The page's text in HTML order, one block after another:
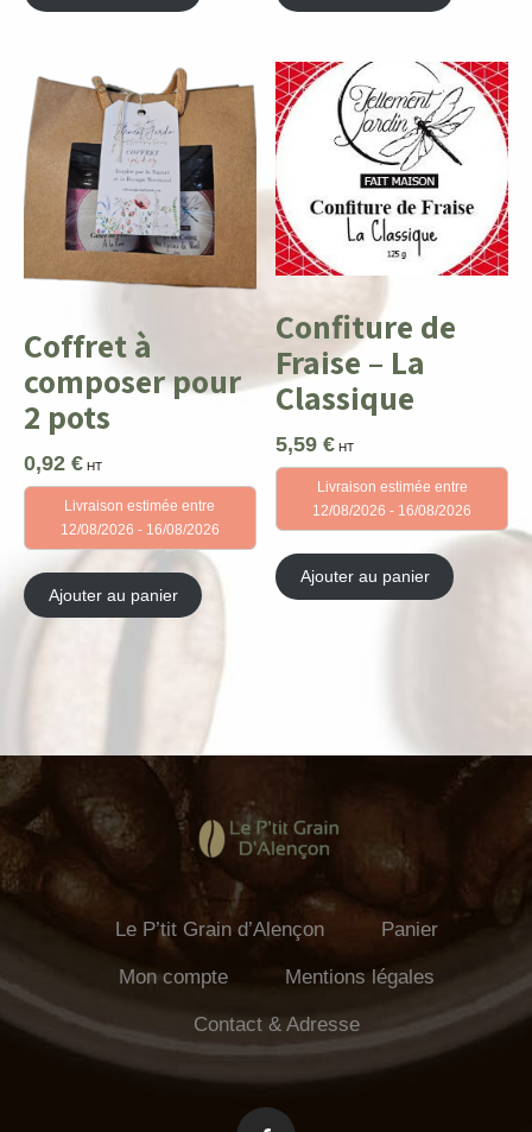
Coffret à
composer pour
2 pots
0,92 € HT
Livraison estimée entre
12/08/2026 - 16/08/2026
Ajouter au panier
Confiture de
Fraise – La
Classique
5,59€ HT
Livraison estimée entre
12/08/2026 - 16/08/2026
Ajouter au panier
Le P’tit Grain d’Alençon Panier
Mon compte Mentions légales
Contact & Adresse